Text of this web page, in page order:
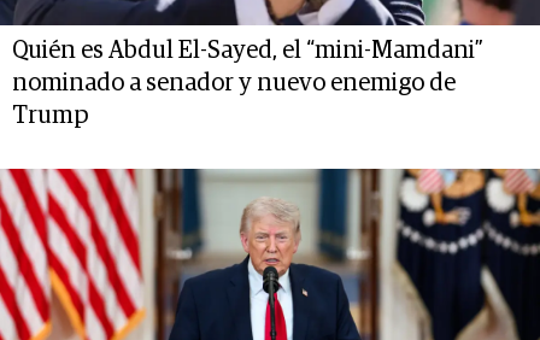
Quién es Abdul El-Sayed, el “mini-Mamdani”
nominado a senador y nuevo enemigo de
Trump